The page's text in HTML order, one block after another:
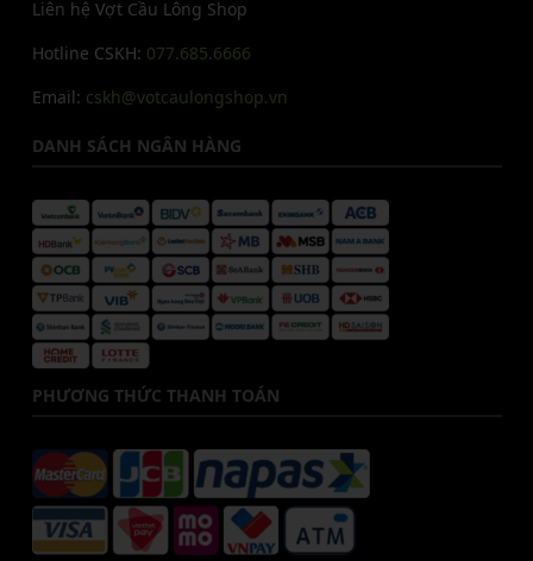
Liên hệ Vợt Cầu Lông Shop
Hotline CSKH: 077.685.6666
Email: cskh@votcaulongshop.vn
DANH SÁCH NGÂN HÀNG
PHƯƠNG THỨC THANH TOÁN